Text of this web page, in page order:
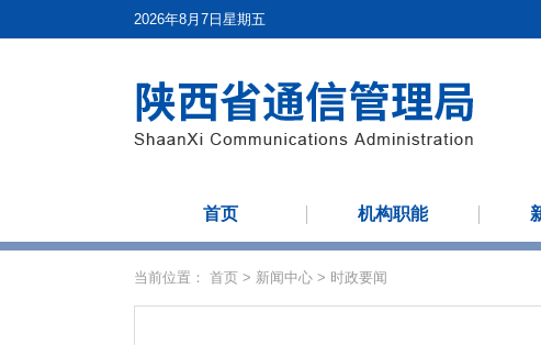
2026年8月7日星期五
首页 机构职能
当前位置： 首页 > 新闻中心 > 时政要闻